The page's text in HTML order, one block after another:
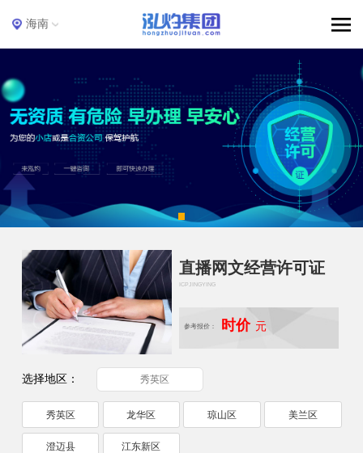
海南
直播网文经营许可证
ICPJINGYING
选择地区： 秀英区
秀英区 龙华区 琼山区 美兰区
澄迈县 江东新区
参考报价： 时价 元